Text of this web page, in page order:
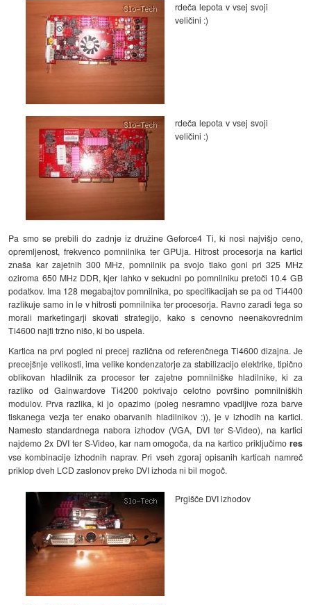
rdeča lepota v vsej svoji
veličini :)
rdeča lepota v vsej svoji
veličini :)
Pa smo se prebili do zadnje iz družine Geforce4 Ti, ki nosi najvišjo ceno,
opremljenost, frekvenco pomnilnika ter GPUja. Hitrost procesorja na kartici
znaša kar zajetnih 300 MHz, pomnilnik pa svojo tlako goni pri 325 MHz
oziroma 650 MHz DDR, kjer lahko v sekudni po pomnilniku pretoči 10.4 GB
podatkov. Ima 128 megabajtov pomnilnika, po specifikacijah se pa od Ti4400
razlikuje samo in le v hitrosti pomnilnika ter procesorja. Ravno zaradi tega so
morali marketingarji skovati strategijo, kako s cenovno neenakovrednim
Ti4600 najti tržno nišo, ki bo uspela.
Kartica na prvi pogled ni precej različna od referenčnega Ti4600 dizajna. Je
precejšnje velikosti, ima velike kondenzatorje za stabilizacijo elektrike, tipično
oblikovan hladilnik za procesor ter zajetne pomnilniške hladilnike, ki za
razliko od Gainwardove Ti4200 pokrivajo celotno površino pomnilniških
modulov. Prva razlika, ki jo opazimo (poleg nesramno vpadljive roza barve
tiskanega vezja ter enako obarvanih hladilnikov :)), je v izhodih na kartici.
Namesto standardnega nabora izhodov (VGA, DVI ter S-Video), na kartici
najdemo 2x DVI ter S-Video, kar nam omogoča, da na kartico priključimo res
vse kombinacije izhodnih naprav. Pri vseh zgoraj opisanih karticah namreč
priklop dveh LCD zaslonov preko DVI izhoda ni bil mogoč.
Prgišče DVI izhodov